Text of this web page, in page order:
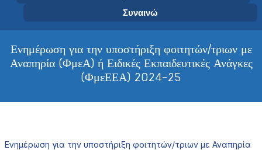
σύστημα
προσβασιμότητας.
Ενημέρωση για την υποστήριξη φοιτητών/τριων με
Αναπηρία (ΦμεΑ) ή Ειδικές Εκπαιδευτικές Ανάγκες
(ΦμεΕΕΑ) 2024-25
Ενημέρωση για την υποστήριξη φοιτητών/τριων με Αναπηρία
Συναινώ